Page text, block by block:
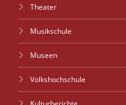
Theater
Musikschule
Museen
Volkshochschule